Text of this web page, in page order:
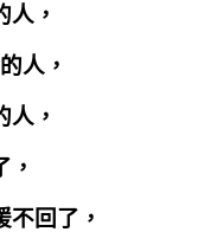
人，
人，
人，
，
不回了，